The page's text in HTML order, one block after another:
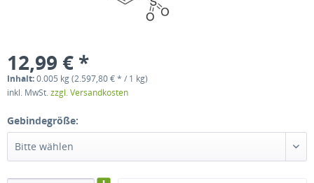
12,99 € *
Inhalt:0.005 kg (2.597,80 € * / 1 kg)
inkl. MwSt.zzgl. Versandkosten
Gebindegröße:
Bitte wählen